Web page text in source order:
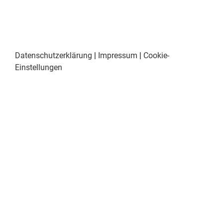
Datenschutzerklärung | Impressum | Cookie-
Einstellungen